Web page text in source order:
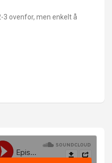
3 ovenfor, men enkelt å